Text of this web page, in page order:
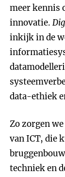
meer kennis
innovatie.
inkijk in de
data-ethiek
Zo zorgen
van ICT, die
techniek en